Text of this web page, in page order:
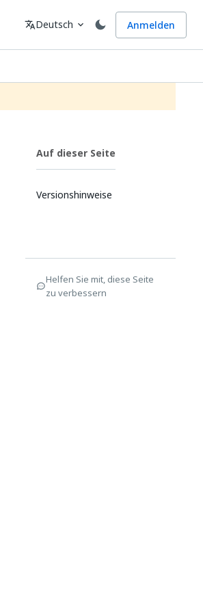
Sprache
translateDeutsch expand_more Anmelden
Auf dieser Seite
Versionshinweise
Helfen Sie mit, diese Seite
zu verbessern